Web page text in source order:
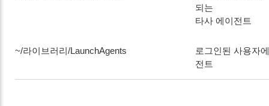
되는
타사 에이전트
~/라이브러리/LaunchAgents
로그인된 사용자
전트